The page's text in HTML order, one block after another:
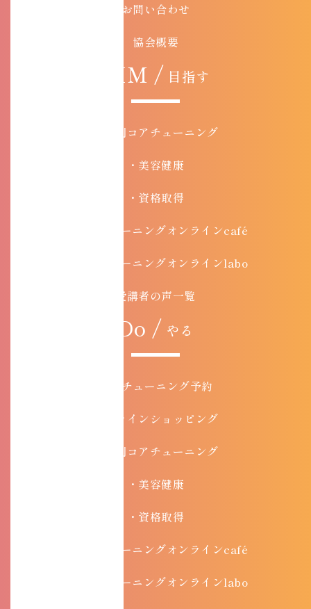
お問い合わせ
協会概要
AIM / 目指す
目的別コアチューニング
・美容健康
・資格取得
・コアチューニングオンラインcafé
・コアチューニングオンラインlabo
受講者の声一覧
Do / やる
コアチューニング予約
オンラインショッピング
目的別コアチューニング
・美容健康
・資格取得
・コアチューニングオンラインcafé
・コアチューニングオンラインlabo